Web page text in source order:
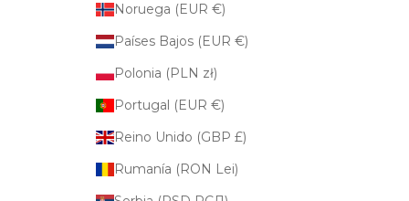
Noruega (EUR €)
Países Bajos (EUR €)
Polonia (PLN zł)
Portugal (EUR €)
Reino Unido (GBP £)
Rumanía (RON Lei)